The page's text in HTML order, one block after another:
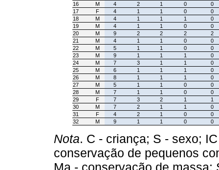
16
M 4 2 1 0
0
17
F 4 1 1 0
0
18
M 4 1 1 1
0
19
M 4 1 1 0
0
20
M 9 2 2 2
2
21
M 4 1 1 0
0
22
M 5 1 1 0
0
23
M 9 1 1 1
0
24
M 7 3 1 1
0
25
M 6 1 1 1
0
26
M 8 1 1 1
0
27
M 5 1 1 0
0
28
M 7 1 1 0
0
29
F 7 3 2 1
1
30
M 7 2 1 1
0
31
F 4 2 1 0
0
32
M 9 1 1 0 0
Nota. C - criança; S - sexo;
conservação de pequenos
Ma - conservação de